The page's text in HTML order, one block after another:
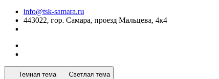
info@tsk-samara.ru
443022, гор. Самара, проезд Мальцева, 4к4
Темная тема Светлая тема